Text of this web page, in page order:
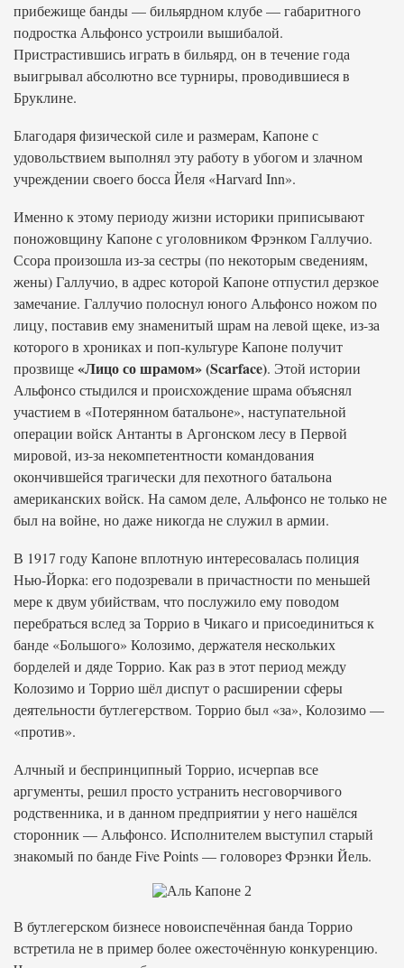
прибежище банды — бильярдном клубе — габаритного
подростка Альфонсо устроили вышибалой.
Пристрастившись играть в бильярд, он в течение года
выигрывал абсолютно все турниры, проводившиеся в
Бруклине.
Благодаря физической силе и размерам, Капоне с
удовольствием выполнял эту работу в убогом и злачном
учреждении своего босса Йеля «Harvard Inn».
Именно к этому периоду жизни историки приписывают
поножовщину Капоне с уголовником Фрэнком Галлучио.
Ссора произошла из-за сестры (по некоторым сведениям,
жены) Галлучио, в адрес которой Капоне отпустил дерзкое
замечание. Галлучио полоснул юного Альфонсо ножом по
лицу, поставив ему знаменитый шрам на левой щеке, из-за
которого в хрониках и поп-культуре Капоне получит
прозвище«Лицо со шрамом» (Scarface). Этой истории
Альфонсо стыдился и происхождение шрама объяснял
участием в «Потерянном батальоне», наступательной
операции войск Антанты в Аргонском лесу в Первой
мировой, из-за некомпетентности командования
окончившейся трагически для пехотного батальона
американских войск. На самом деле, Альфонсо не только не
был на войне, но даже никогда не служил в армии.
В 1917 году Капоне вплотную интересовалась полиция
Нью-Йорка: его подозревали в причастности по меньшей
мере к двум убийствам, что послужило ему поводом
перебраться вслед за Торрио в Чикаго и присоединиться к
банде «Большого» Колозимо, держателя нескольких
борделей и дяде Торрио. Как раз в этот период между
Колозимо и Торрио шёл диспут о расширении сферы
деятельности бутлегерством. Торрио был «за», Колозимо —
«против».
Алчный и беспринципный Торрио, исчерпав все
аргументы, решил просто устранить несговорчивого
родственника, и в данном предприятии у него нашёлся
сторонник — Альфонсо. Исполнителем выступил старый
знакомый по банде Five Points — головорез Фрэнки Йель.
В бутлегерском бизнесе новоиспечённая банда Торрио
встретила не в пример более ожесточённую конкуренцию.